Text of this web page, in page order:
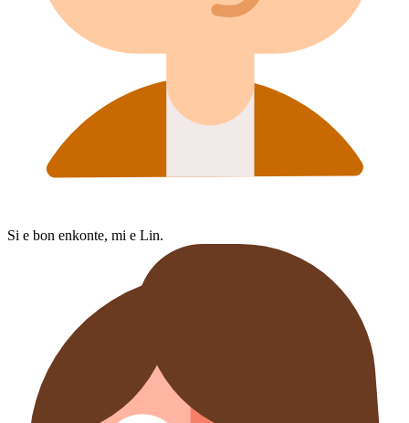
Si e bon enkonte, mi e Lin.